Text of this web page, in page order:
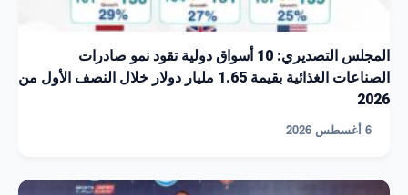
المجلس التصديري: 10 أسواق دولية تقود نمو صادرات
الصناعات الغذائية بقيمة 1.65 مليار دولار خلال النصف الأول من
2026
6 أغسطس 2026